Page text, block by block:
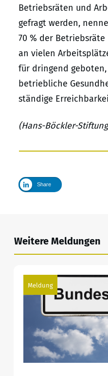
Betriebsräten und
gefragt werden,
70 % der
an vielen
für dringend
betriebliche
ständige
(Hans-Böckler-
Share
Weitere Meldungen
Meldung